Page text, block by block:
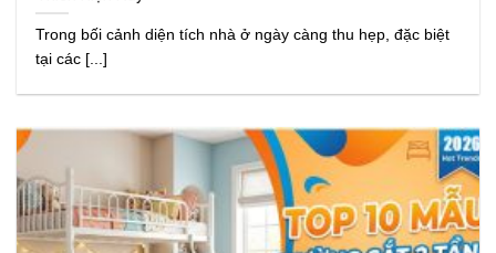
Trong bối cảnh diện tích nhà ở ngày càng thu hẹp, đặc biệt
tại các [...]